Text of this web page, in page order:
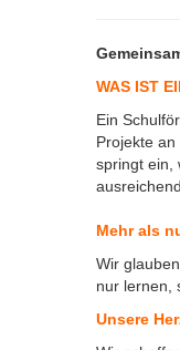
WAS IST
Ein
Projekte
springt ein,
Mehr als
Wir
nur lernen,
Unsere